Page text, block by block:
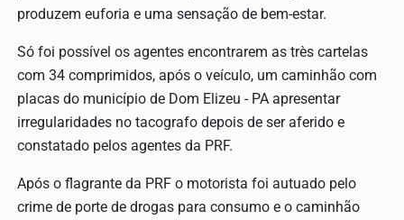
produzem euforia e uma sensação de bem-estar.
Só foi possível os agentes encontrarem as très cartelas
com 34 comprimidos, após o veículo, um caminhão com
placas do município de Dom Elizeu - PA apresentar
irregularidades no tacografo depois de ser aferido e
constatado pelos agentes da PRF.
Após o flagrante da PRF o motorista foi autuado pelo
crime de porte de drogas para consumo e o caminhão